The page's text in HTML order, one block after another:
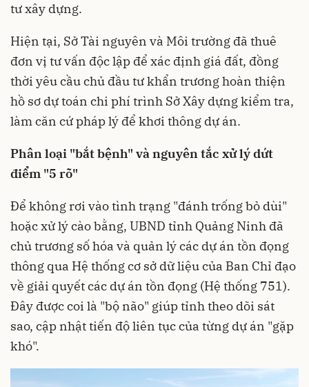
tư xây dựng.
Hiện tại, Sở Tài nguyên và Môi trường đã thuê
đơn vị tư vấn độc lập để xác định giá đất, đồng
thời yêu cầu chủ đầu tư khẩn trương hoàn thiện
hồ sơ dự toán chi phí trình Sở Xây dựng kiểm tra,
làm căn cứ pháp lý để khơi thông dự án.
Phân loại "bắt bệnh" và nguyên tắc xử lý dứt
điểm "5 rõ"
Để không rơi vào tình trạng "đánh trống bỏ dùi"
hoặc xử lý cào bằng, UBND tỉnh Quảng Ninh đã
chủ trương số hóa và quản lý các dự án tồn đọng
thông qua Hệ thống cơ sở dữ liệu của Ban Chỉ đạo
về giải quyết các dự án tồn đọng (Hệ thống 751).
Đây được coi là "bộ não" giúp tỉnh theo dõi sát
sao, cập nhật tiến độ liên tục của từng dự án "gặp
khó".